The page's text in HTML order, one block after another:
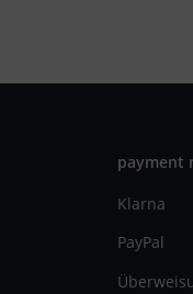
payment
Klarna
PayPal